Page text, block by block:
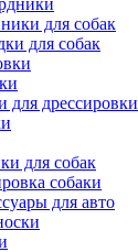
для собак
для собак
для дрессировки
для собак
собаки
для авто